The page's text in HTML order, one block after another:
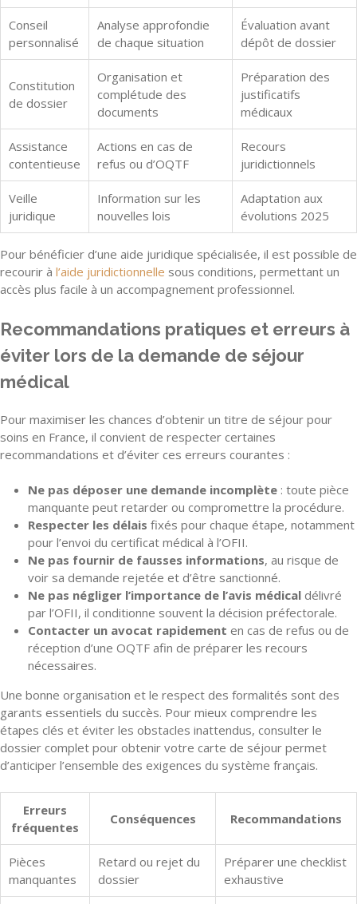
Conseil
personnalisé
Analyse approfondie
de chaque situation
Évaluation avant
dépôt de dossier
Constitution
de dossier
Organisation et
complétude des
documents
Préparation des
justificatifs
médicaux
Assistance
contentieuse
Actions en cas de
refus ou d’OQTF
Recours
juridictionnels
Veille
juridique
Information sur les
nouvelles lois
Adaptation aux
évolutions 2025
Pour bénéficier d’une aide juridique spécialisée, il est possible de
recourir à l’aide juridictionnelle sous conditions, permettant un
accès plus facile à un accompagnement professionnel.
Recommandations pratiques et erreurs à
éviter lors de la demande de séjour
médical
Pour maximiser les chances d’obtenir un titre de séjour pour
soins en France, il convient de respecter certaines
recommandations et d’éviter ces erreurs courantes :
Ne pas déposer une demande incomplète : toute pièce
manquante peut retarder ou compromettre la procédure.
Respecter les délais fixés pour chaque étape, notamment
pour l’envoi du certificat médical à l’OFII.
Ne pas fournir de fausses informations, au risque de
voir sa demande rejetée et d’être sanctionné.
Ne pas négliger l’importance de l’avis médical délivré
par l’OFII, il conditionne souvent la décision préfectorale.
Contacter un avocat rapidement en cas de refus ou de
réception d’une OQTF afin de préparer les recours
nécessaires.
Une bonne organisation et le respect des formalités sont des
garants essentiels du succès. Pour mieux comprendre les
étapes clés et éviter les obstacles inattendus, consulter le
dossier complet pour obtenir votre carte de séjour permet
d’anticiper l’ensemble des exigences du système français.
Erreurs
fréquentes
Conséquences Recommandations
Pièces
manquantes
Retard ou rejet du
dossier
Préparer une checklist
exhaustive